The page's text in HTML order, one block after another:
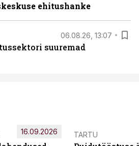
ehitushanke
06.08.26, 13:07
suuremad
16.09.2026 TARTU